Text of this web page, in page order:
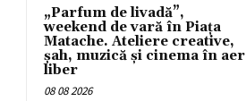
„Parfum de livadă”,
weekend de vară în Piața
Matache. Ateliere creative,
șah, muzică și cinema în aer
liber
08 08 2026